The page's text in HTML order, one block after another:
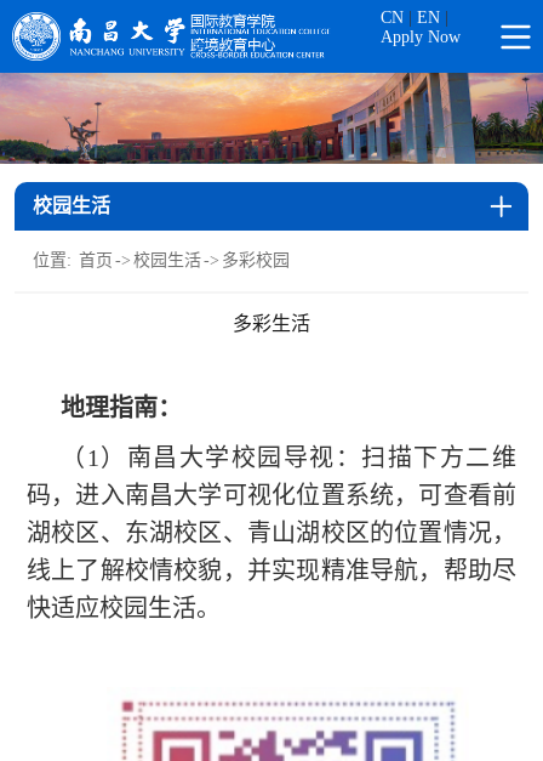
CN| EN|
Apply Now
校园生活
位置: 首页 -> 校园生活-> 多彩校园
多彩生活
地理指南：
（1）南昌大学校园导视：扫描下方二维
码，进入南昌大学可视化位置系统，可查看前
湖校区、东湖校区、青山湖校区的位置情况，
线上了解校情校貌，并实现精准导航，帮助尽
快适应校园生活。